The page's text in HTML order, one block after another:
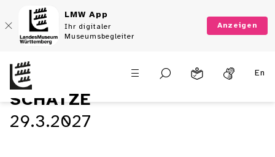
LMW App
Ihr digitaler
Museumsbegleiter
Anzeigen
En
SCHÄTZE
29.3.2027